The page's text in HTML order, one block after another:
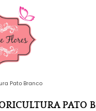
Pato Branco
PATO